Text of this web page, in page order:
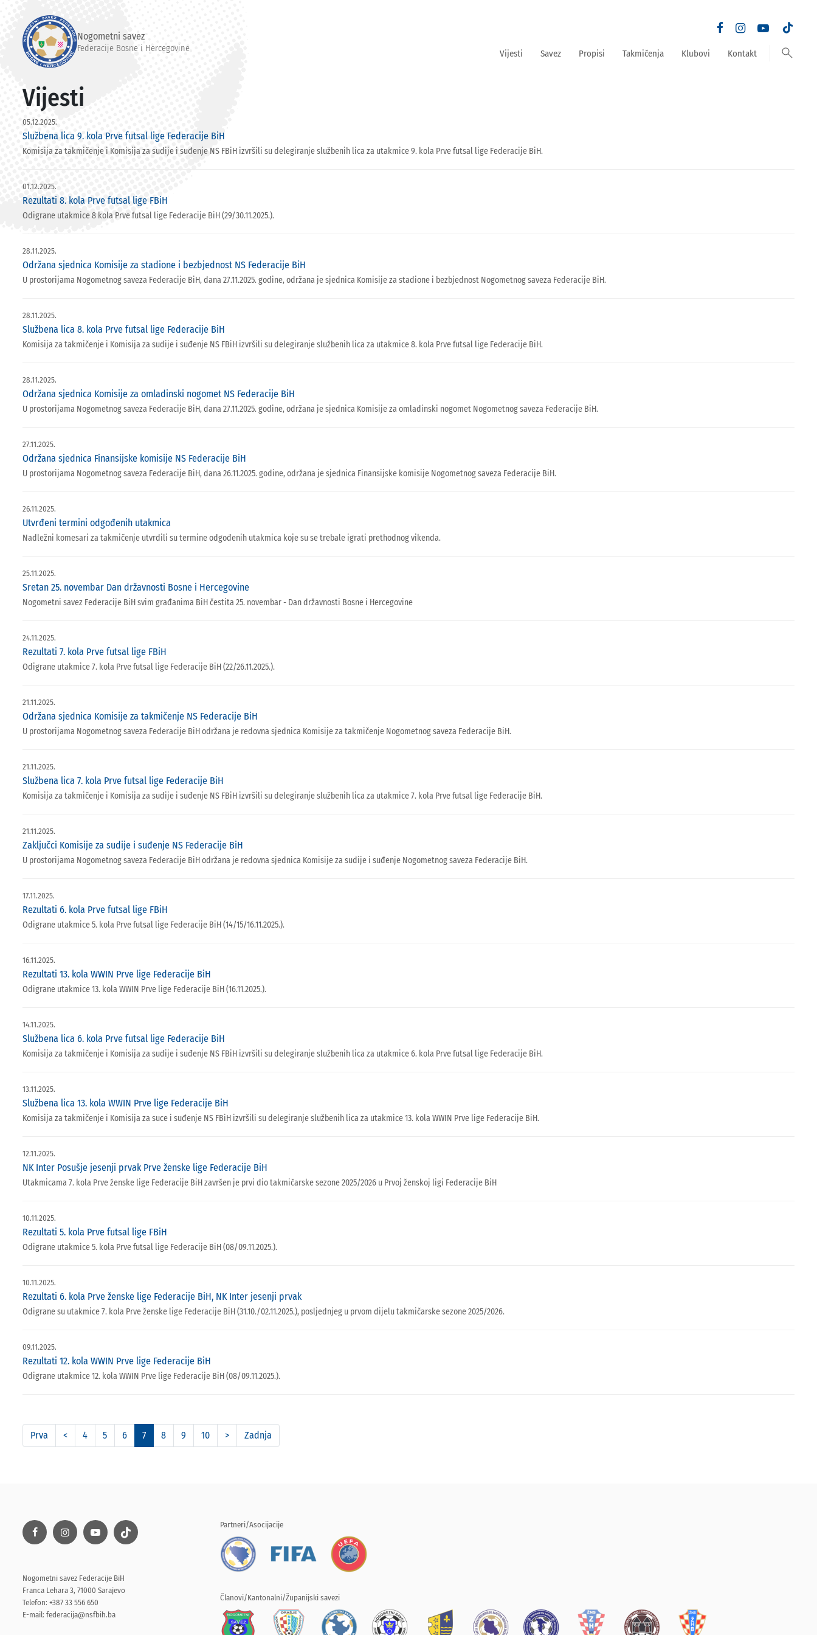
Nogometni savez
Federacije Bosne i Hercegovine Vijesti Savez Propisi Takmičenja Klubovi Kontakt search
Vijesti
05.12.2025.
Službena lica 9. kola Prve futsal lige Federacije BiH
Komisija za takmičenje i Komisija za sudije i suđenje NS FBiH izvršili su delegiranje službenih lica za utakmice 9. kola Prve futsal lige Federacije BiH.
01.12.2025.
Rezultati 8. kola Prve futsal lige FBiH
Odigrane utakmice 8 kola Prve futsal lige Federacije BiH (29/30.11.2025.).
28.11.2025.
Održana sjednica Komisije za stadione i bezbjednost NS Federacije BiH
U prostorijama Nogometnog saveza Federacije BiH, dana 27.11.2025. godine, održana je sjednica Komisije za stadione i bezbjednost Nogometnog saveza Federacije BiH.
28.11.2025.
Službena lica 8. kola Prve futsal lige Federacije BiH
Komisija za takmičenje i Komisija za sudije i suđenje NS FBiH izvršili su delegiranje službenih lica za utakmice 8. kola Prve futsal lige Federacije BiH.
28.11.2025.
Održana sjednica Komisije za omladinski nogomet NS Federacije BiH
U prostorijama Nogometnog saveza Federacije BiH, dana 27.11.2025. godine, održana je sjednica Komisije za omladinski nogomet Nogometnog saveza Federacije BiH.
27.11.2025.
Održana sjednica Finansijske komisije NS Federacije BiH
U prostorijama Nogometnog saveza Federacije BiH, dana 26.11.2025. godine, održana je sjednica Finansijske komisije Nogometnog saveza Federacije BiH.
26.11.2025.
Utvrđeni termini odgođenih utakmica
Nadležni komesari za takmičenje utvrdili su termine odgođenih utakmica koje su se trebale igrati prethodnog vikenda.
25.11.2025.
Sretan 25. novembar Dan državnosti Bosne i Hercegovine
Nogometni savez Federacije BiH svim građanima BiH čestita 25. novembar - Dan državnosti Bosne i Hercegovine
24.11.2025.
Rezultati 7. kola Prve futsal lige FBiH
Odigrane utakmice 7. kola Prve futsal lige Federacije BiH (22/26.11.2025.).
21.11.2025.
Održana sjednica Komisije za takmičenje NS Federacije BiH
U prostorijama Nogometnog saveza Federacije BiH održana je redovna sjednica Komisije za takmičenje Nogometnog saveza Federacije BiH.
21.11.2025.
Službena lica 7. kola Prve futsal lige Federacije BiH
Komisija za takmičenje i Komisija za sudije i suđenje NS FBiH izvršili su delegiranje službenih lica za utakmice 7. kola Prve futsal lige Federacije BiH.
21.11.2025.
Zaključci Komisije za sudije i suđenje NS Federacije BiH
U prostorijama Nogometnog saveza Federacije BiH održana je redovna sjednica Komisije za sudije i suđenje Nogometnog saveza Federacije BiH.
17.11.2025.
Rezultati 6. kola Prve futsal lige FBiH
Odigrane utakmice 5. kola Prve futsal lige Federacije BiH (14/15/16.11.2025.).
16.11.2025.
Rezultati 13. kola WWIN Prve lige Federacije BiH
Odigrane utakmice 13. kola WWIN Prve lige Federacije BiH (16.11.2025.).
14.11.2025.
Službena lica 6. kola Prve futsal lige Federacije BiH
Komisija za takmičenje i Komisija za sudije i suđenje NS FBiH izvršili su delegiranje službenih lica za utakmice 6. kola Prve futsal lige Federacije BiH.
13.11.2025.
Službena lica 13. kola WWIN Prve lige Federacije BiH
Komisija za takmičenje i Komisija za suce i suđenje NS FBiH izvršili su delegiranje službenih lica za utakmice 13. kola WWIN Prve lige Federacije BiH.
12.11.2025.
NK Inter Posušje jesenji prvak Prve ženske lige Federacije BiH
Utakmicama 7. kola Prve ženske lige Federacije BiH završen je prvi dio takmičarske sezone 2025/2026 u Prvoj ženskoj ligi Federacije BiH
10.11.2025.
Rezultati 5. kola Prve futsal lige FBiH
Odigrane utakmice 5. kola Prve futsal lige Federacije BiH (08/09.11.2025.).
10.11.2025.
Rezultati 6. kola Prve ženske lige Federacije BiH, NK Inter jesenji prvak
Odigrane su utakmice 7. kola Prve ženske lige Federacije BiH (31.10./02.11.2025.), posljednjeg u prvom dijelu takmičarske sezone 2025/2026.
09.11.2025.
Rezultati 12. kola WWIN Prve lige Federacije BiH
Odigrane utakmice 12. kola WWIN Prve lige Federacije BiH (08/09.11.2025.).
Prva < 4 5 6 7 8 9 10 > Zadnja
Nogometni savez Federacije BiH
Franca Lehara 3, 71000 Sarajevo
Telefon: +387 33 556 650
E-mail: federacija@nsfbih.ba
Partneri/Asocijacije
Članovi/Kantonalni/Županijski savezi